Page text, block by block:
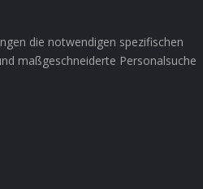
die notwendigen spezifischen
maßgeschneiderte Personalsuche